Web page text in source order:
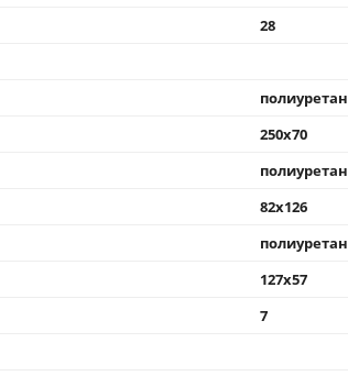
28
полиуретан
250x70
полиуретан
82x126
полиуретан
127x57
7